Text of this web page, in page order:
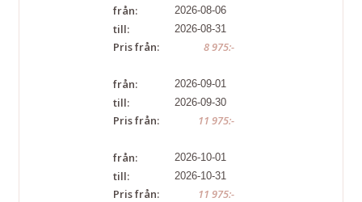
från: 2026-08-06
till: 2026-08-31
Pris från: 8 975:-
från: 2026-09-01
till: 2026-09-30
Pris från: 11 975:-
från: 2026-10-01
till: 2026-10-31
Pris från: 11 975:-